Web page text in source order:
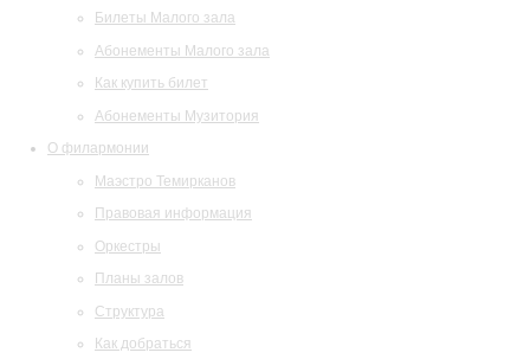
Билеты Малого зала
Абонементы Малого зала
Как купить билет
Абонементы Музитория
О филармонии
Маэстро Темирканов
Правовая информация
Оркестры
Планы залов
Структура
Как добраться